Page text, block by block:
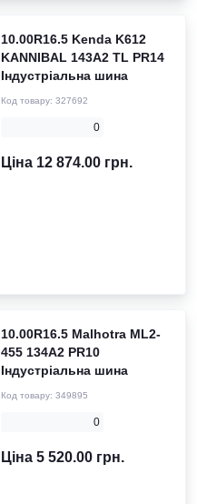
10.00R16.5 Kenda K612
KANNIBAL 143A2 TL PR14
Індустріальна шина
Код товару: 327692
0
Ціна 12 874.00 грн.
10.00R16.5 Malhotra ML2-
455 134A2 PR10
Індустріальна шина
Код товару: 349895
0
Ціна 5 520.00 грн.